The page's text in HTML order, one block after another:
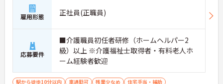
雇用形態 正社員(正職員)
応募要件
■介護職員初任者研修（ホームヘルパー2
級）以上 ※介護福祉士取得者・有料老人ホ
ーム経験者歓迎
駅から徒歩10分以内 車通勤可 残業少なめ
住宅手当・補助